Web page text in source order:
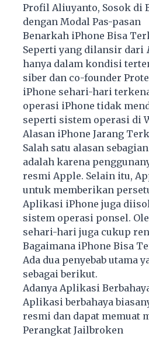
Profil Aliuyanto, Sosok di
dengan Modal Pas-pasan
Benarkah iPhone Bisa
Seperti yang dilansir dari
hanya dalam kondisi
siber dan co-founder
iPhone sehari-hari
operasi iPhone tidak
seperti sistem operasi di
Alasan iPhone Jarang
Salah satu alasan
adalah karena
resmi Apple. Selain itu,
untuk memberikan
Aplikasi iPhone juga
sistem operasi ponsel.
sehari-hari juga cukup
Bagaimana iPhone Bisa
Ada dua penyebab utama
sebagai berikut.
Adanya Aplikasi
Aplikasi berbahaya
resmi dan dapat memuat
Perangkat Jailbroken